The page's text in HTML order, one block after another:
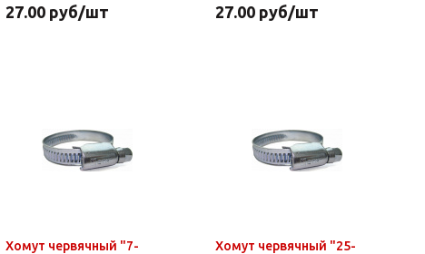
27.00руб/шт 27.00 руб/шт
Хомут червячный "7-
Хомут червячный "25-